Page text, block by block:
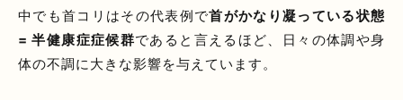
中でも首コリはその代表例で首がかなり凝っている状態
= 半健康症症候群であると言えるほど、日々の体調や身
体の不調に大きな影響を与えています。